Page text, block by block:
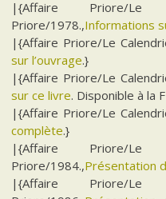
|{Affaire Priore/Le
Priore/1978.,Informations
|{Affaire Priore/Le
sur l’ouvrage.}
|{Affaire Priore/Le
sur ce livre. Disponible à la
|{Affaire Priore/Le
complète.}
|{Affaire Priore/Le
Priore/1984.,Présentation
|{Affaire Priore/Le